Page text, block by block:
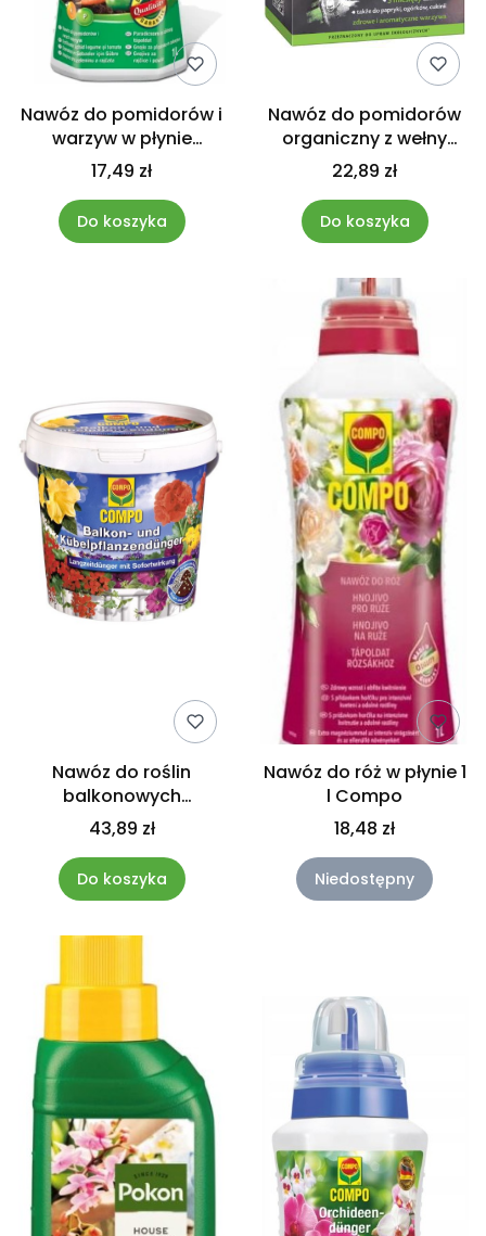
Nawóz do pomidorów i
warzyw w płynie
mineralny 1L Compo
17,49 zł
Do koszyka
Nawóz do pomidorów
organiczny z wełny
owczej Compo Bio
750g
22,89 zł
Do koszyka
Nawóz do roślin
balkonowych
pelargonii surfinii 1,2 kg
Compo
43,89 zł
Do koszyka
Nawóz do róż w płynie 1
l Compo
18,48 zł
Niedostępny